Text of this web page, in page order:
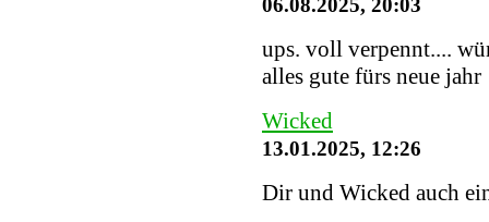
06.08.2025, 20:03
ups. voll verpennt....
alles gute fürs neue jahr
Wicked
13.01.2025, 12:26
Dir und Wicked auch